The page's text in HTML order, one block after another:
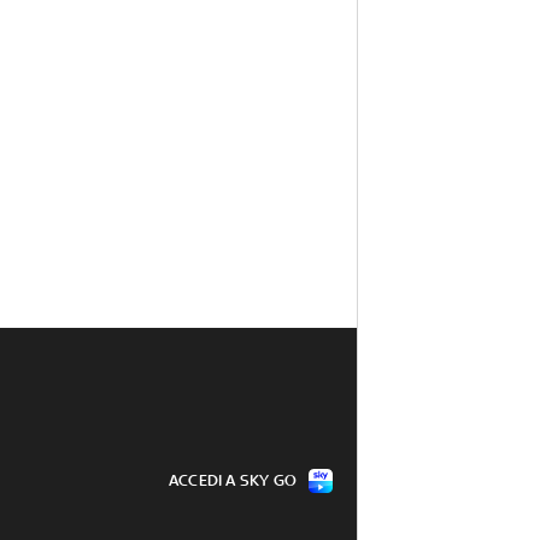
ACCEDI A SKY GO